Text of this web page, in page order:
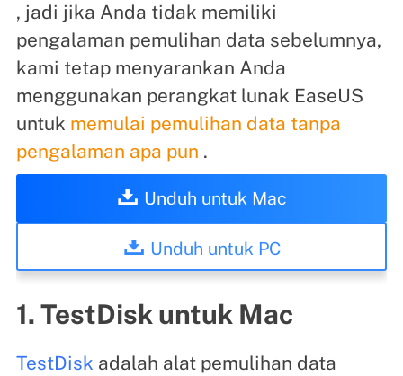
, jadi jika Anda tidak memiliki
pengalaman pemulihan data sebelumnya,
kami tetap menyarankan Anda
menggunakan perangkat lunak EaseUS
untuk memulai pemulihan data tanpa
pengalaman apa pun .
Unduh untuk Mac
Unduh untuk PC
1. TestDisk untuk Mac
TestDisk adalah alat pemulihan data